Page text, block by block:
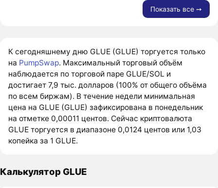
Показать все ➙
К сегодняшнему дню GLUE (GLUE) торгуется только
на PumpSwap. Максимальный торговый объём
наблюдается по торговой паре GLUE/SOL и
достигает 7,9 тыс. долларов (100% от общего объёма
по всем биржам). В течение недели минимальная
цена на GLUE (GLUE) зафиксирована в понедельник
на отметке 0,00011 центов. Сейчас криптовалюта
GLUE торгуется в диапазоне 0,0124 центов или 1,03
копейка за 1 GLUE.
Калькулятор GLUE